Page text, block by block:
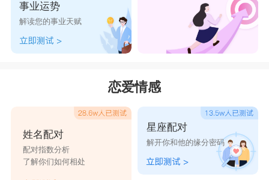
事业运势
解读您的事业天赋
恋爱情感
姓名配对
配对指数分析
了解你们如何相处
星座配对
解开你和他的缘分密码